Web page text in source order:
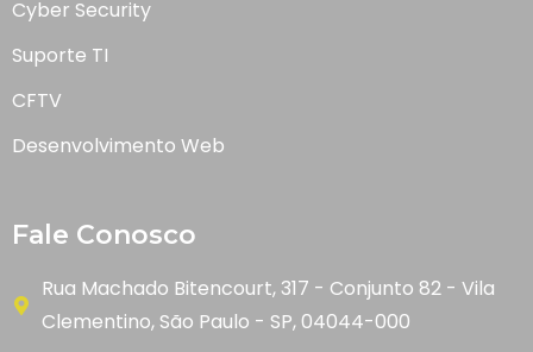
Cyber Security
Suporte TI
CFTV
Desenvolvimento Web
Fale Conosco
Rua Machado Bitencourt, 317 - Conjunto 82 - Vila
Clementino, São Paulo - SP, 04044-000